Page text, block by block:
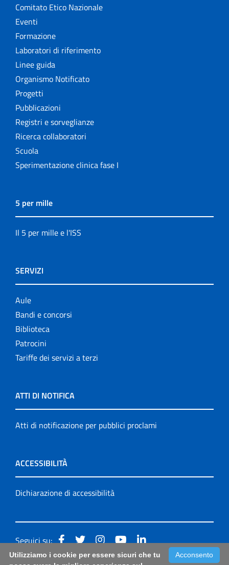
Comitato Etico Nazionale
Eventi
Formazione
Laboratori di riferimento
Linee guida
Organismo Notificato
Progetti
Pubblicazioni
Registri e sorveglianze
Ricerca collaboratori
Scuola
Sperimentazione clinica fase I
5 per mille
Il 5 per mille e l'ISS
SERVIZI
Aule
Bandi e concorsi
Biblioteca
Patrocini
Tariffe dei servizi a terzi
ATTI DI NOTIFICA
Atti di notificazione per pubblici proclami
ACCESSIBILITÀ
Dichiarazione di accessibilità
Seguici su:
Acconsento
Utilizziamo i cookie per essere sicuri che tu